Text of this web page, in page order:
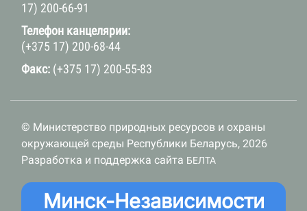
17) 200-66-91
Телефон канцелярии:
(+375 17) 200-68-44
Факс: (+375 17) 200-55-83
© Министерство природных ресурсов и охраны
окружающей среды Республики Беларусь, 2026
Разработка и поддержка сайта БЕЛТА
Минск-Независимости